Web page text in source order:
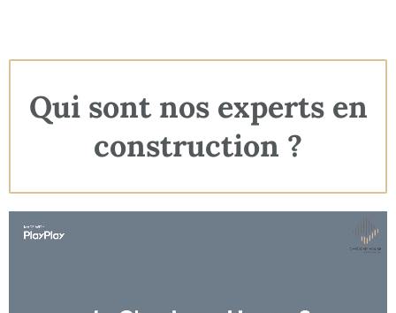
Qui sont nos experts en
construction ?